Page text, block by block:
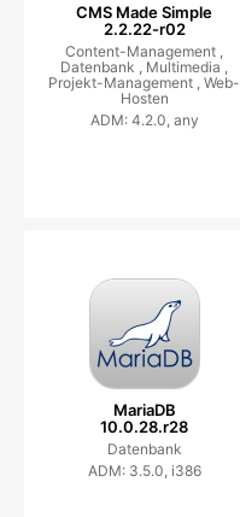
CMS Made Simple
2.2.22-r02
Content-Management ,
Datenbank , Multimedia ,
Projekt-Management , Web-
Hosten
ADM: 4.2.0, any
MariaDB
10.0.28.r28
Datenbank
ADM: 3.5.0, i386